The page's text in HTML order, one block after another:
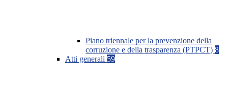
Piano triennale per la prevenzione della
corruzione e della trasparenza (PTPCT) 8
Atti generali 59